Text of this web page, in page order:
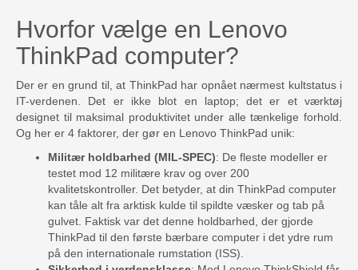
Hvorfor vælge en Lenovo
ThinkPad computer?
Der er en grund til, at ThinkPad har opnået nærmest kultstatus i
IT-verdenen. Det er ikke blot en laptop; det er et værktøj
designet til maksimal produktivitet under alle tænkelige forhold.
Og her er 4 faktorer, der gør en Lenovo ThinkPad unik:
Militær holdbarhed (MIL-SPEC): De fleste modeller er
testet mod 12 militære krav og over 200
kvalitetskontroller. Det betyder, at din ThinkPad computer
kan tåle alt fra arktisk kulde til spildte væsker og tab på
gulvet. Faktisk var det denne holdbarhed, der gjorde
ThinkPad til den første bærbare computer i det ydre rum
på den internationale rumstation (ISS).